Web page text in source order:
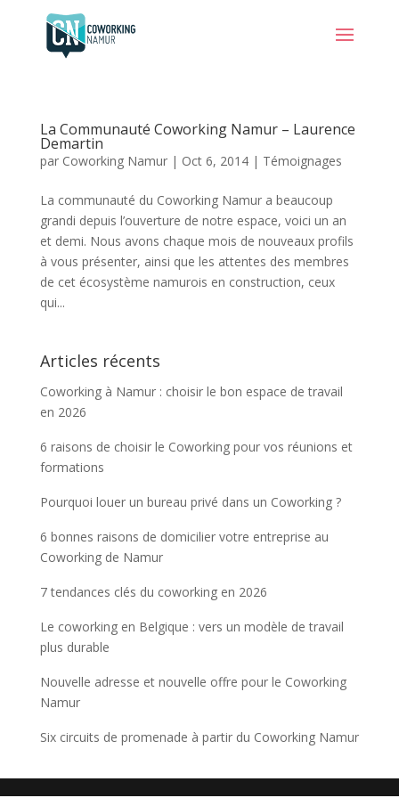
La Communauté Coworking Namur – Laurence
Demartin
par Coworking Namur| Oct 6, 2014| Témoignages
La communauté du Coworking Namur a beaucoup
grandi depuis l’ouverture de notre espace, voici un an
et demi. Nous avons chaque mois de nouveaux profils
à vous présenter, ainsi que les attentes des membres
de cet écosystème namurois en construction, ceux
qui...
Articles récents
Coworking à Namur : choisir le bon espace de travail
en 2026
6 raisons de choisir le Coworking pour vos réunions et
formations
Pourquoi louer un bureau privé dans un Coworking ?
6 bonnes raisons de domicilier votre entreprise au
Coworking de Namur
7 tendances clés du coworking en 2026
Le coworking en Belgique : vers un modèle de travail
plus durable
Nouvelle adresse et nouvelle offre pour le Coworking
Namur
Six circuits de promenade à partir du Coworking Namur